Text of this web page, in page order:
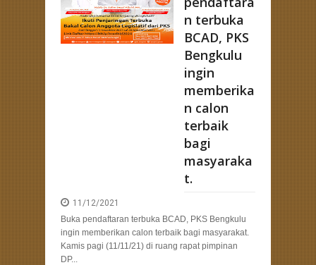
n terbuka
BCAD, PKS
Bengkulu
ingin
memberika
n calon
terbaik
bagi
masyaraka
t.
11/12/2021
Buka pendaftaran terbuka BCAD, PKS Bengkulu
ingin memberikan calon terbaik bagi masyarakat.
Kamis pagi (11/11/21) di ruang rapat pimpinan
DP...